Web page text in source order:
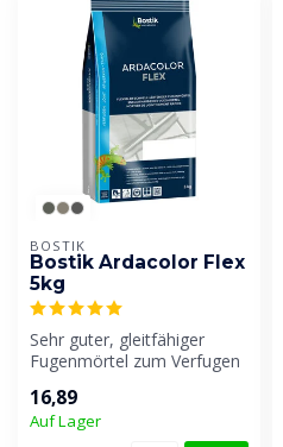
BOSTIK
Bostik Ardacolor Flex
5kg
Sehr guter, gleitfähiger
Fugenmörtel zum Verfugen
Bode...
16,89
Auf Lager